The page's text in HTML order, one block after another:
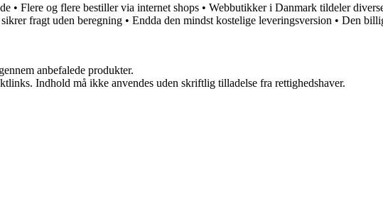
• Flere og flere bestiller via internet shops • Webbutikker i Danmark tildeler
fragt uden beregning • Endda den mindst kostelige leveringsversion • Den
anbefalede produkter.
Indhold må ikke anvendes uden skriftlig tilladelse fra rettighedshaver.